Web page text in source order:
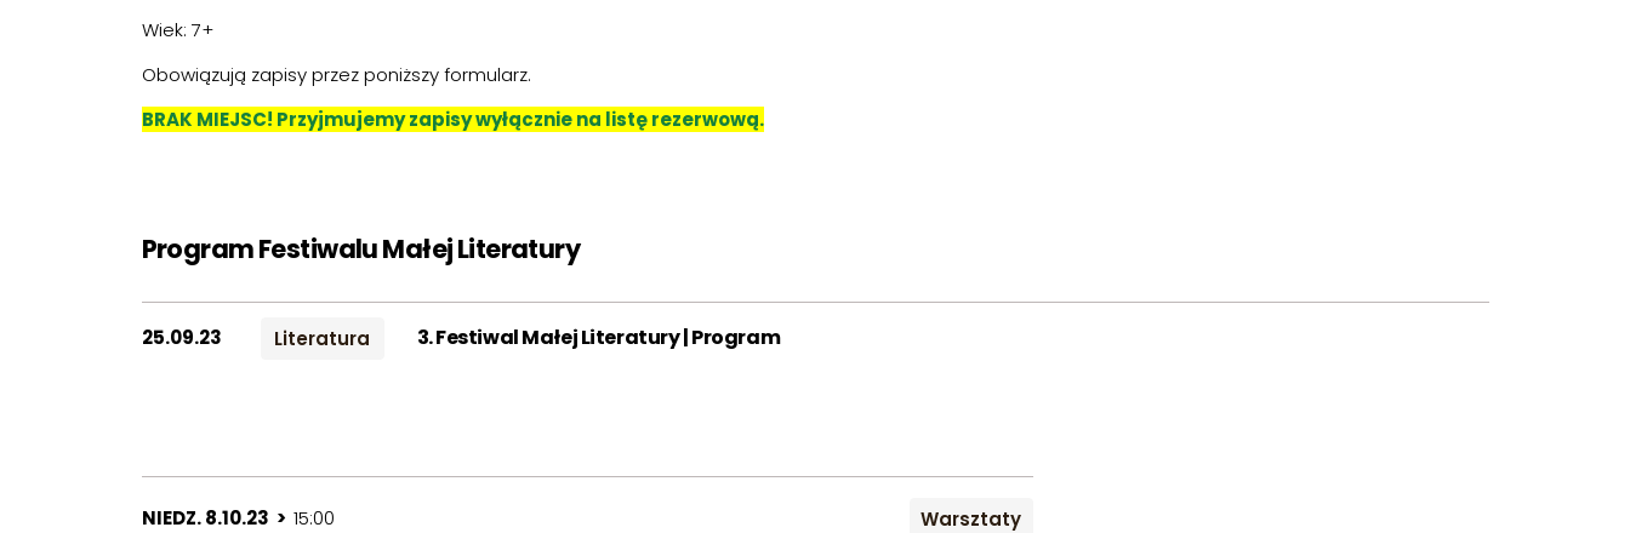
Wiek: 7+
Obowiązują zapisy przez poniższy formularz.
BRAK MIEJSC! Przyjmujemy zapisy wyłącznie na listę rezerwową.
Program Festiwalu Małej Literatury
3. Festiwal Małej Literatury | Program
25.09.23 Literatura
NIEDZ. 8.10.23 > 15:00 Warsztaty